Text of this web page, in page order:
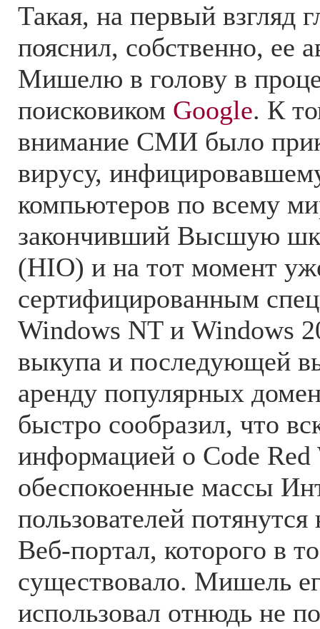
Такая, на первый взгляд
пояснил, собственно, ее
Мишелю в голову в
поисковиком Google. К
внимание СМИ было
вирусу,
компьютеров по всему
закончивший Высшую
(HIO) и на тот момент
сертифицированным
Windows NT и Windows
выкупа и последующей
аренду популярных
быстро сообразил, что
информацией о Code Red
обеспокоенные массы
пользователей
Веб-портал, которого в
существовало. Мишель
использовал отнюдь не